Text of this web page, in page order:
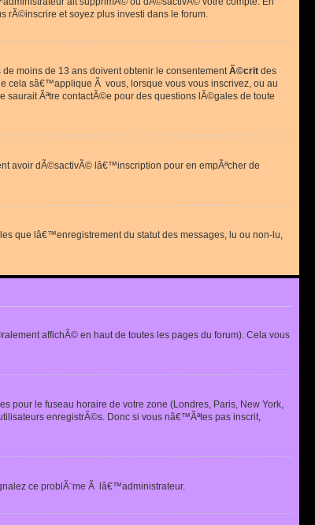
rÃ©inscrire et soyez plus investi dans le forum.
moins de 13 ans doivent obtenir le consentementÃ©crit des
cela sâ€™applique Ã vous, lorsque vous vous inscrivez, ou au
Ãªtre contactÃ©e pour des questions lÃ©gales de toute
avoir dÃ©sactivÃ© lâ€™inscription pour en empÃªcher de
que lâ€™enregistrement du statut des messages, lu ou non-lu,
affichÃ© en haut de toutes les pages du forum). Cela vous
pour le fuseau horaire de votre zone (Londres, Paris, New York,
enregistrÃ©s. Donc si vous nâ€™Ãªtes pas inscrit,
ce problÃ¨me Ã lâ€™administrateur.